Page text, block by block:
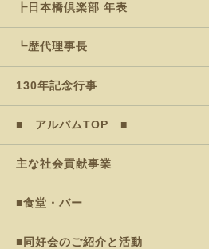
┣日本橋倶楽部 年表
┗歴代理事長
130年記念行事
■ アルバムTOP ■
主な社会貢献事業
■食堂・バー
■同好会のご紹介と活動